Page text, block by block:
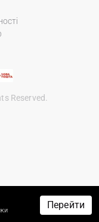
Reserved.
Перейти